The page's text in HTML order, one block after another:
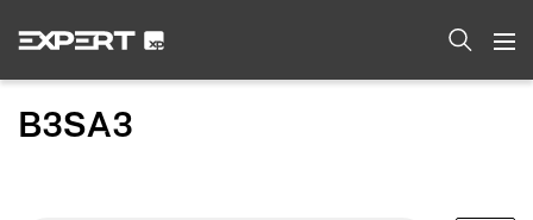
B3SA3